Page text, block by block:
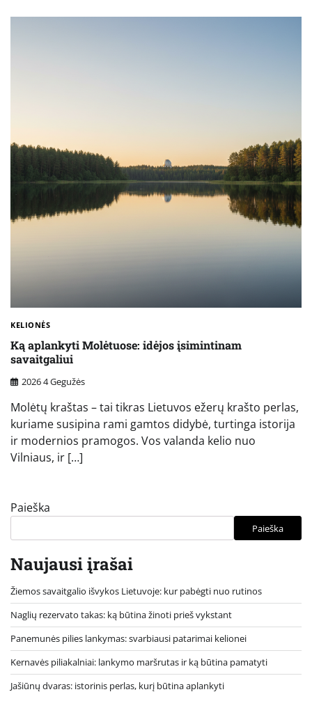
KELIONĖS
Ką aplankyti Molėtuose: idėjos įsimintinam
savaitgaliui
2026 4 Gegužės
Molėtų kraštas – tai tikras Lietuvos ežerų krašto perlas,
kuriame susipina rami gamtos didybė, turtinga istorija
ir modernios pramogos. Vos valanda kelio nuo
Vilniaus, ir […]
Paieška
Paieška
Naujausi įrašai
Žiemos savaitgalio išvykos Lietuvoje: kur pabėgti nuo rutinos
Naglių rezervato takas: ką būtina žinoti prieš vykstant
Panemunės pilies lankymas: svarbiausi patarimai kelionei
Kernavės piliakalniai: lankymo maršrutas ir ką būtina pamatyti
Jašiūnų dvaras: istorinis perlas, kurį būtina aplankyti